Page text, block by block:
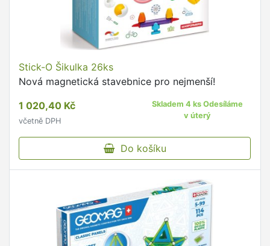
Stick-O Šikulka 26ks
Nová magnetická stavebnice pro nejmenší!
1 020,40 Kč
včetně DPH
Skladem 4 ks Odesíláme
v úterý
Do košíku